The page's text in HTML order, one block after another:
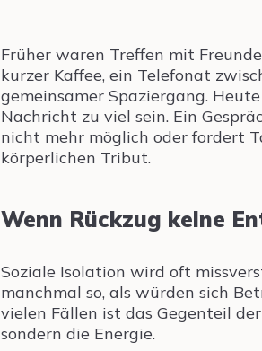
Früher waren Treffen mit
kurzer Kaffee, ein Telefonat
gemeinsamer Spaziergang.
Nachricht zu viel sein. Ein
nicht mehr möglich oder fordert
körperlichen Tribut.
Wenn Rückzug keine
Soziale Isolation wird oft
manchmal so, als würden sich
vielen Fällen ist das Gegenteil
sondern die Energie.